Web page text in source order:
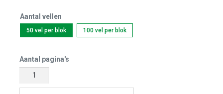
Aantal vellen
50 vel per blok 100 vel per blok
Aantal pagina's